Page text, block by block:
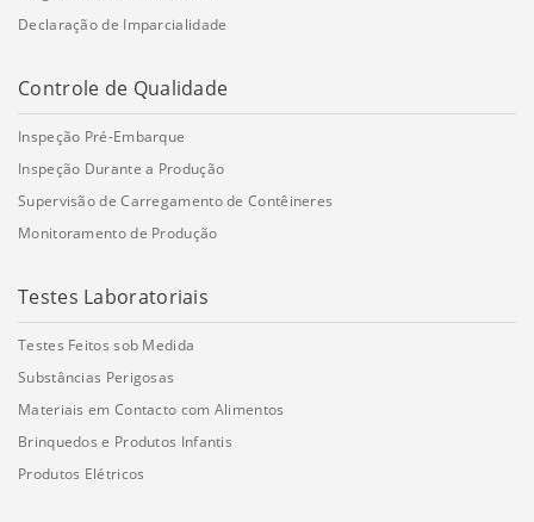
Declaração de Imparcialidade
Controle de Qualidade
Inspeção Pré-Embarque
Inspeção Durante a Produção
Supervisão de Carregamento de Contêineres
Monitoramento de Produção
Testes Laboratoriais
Testes Feitos sob Medida
Substâncias Perigosas
Materiais em Contacto com Alimentos
Brinquedos e Produtos Infantis
Produtos Elétricos